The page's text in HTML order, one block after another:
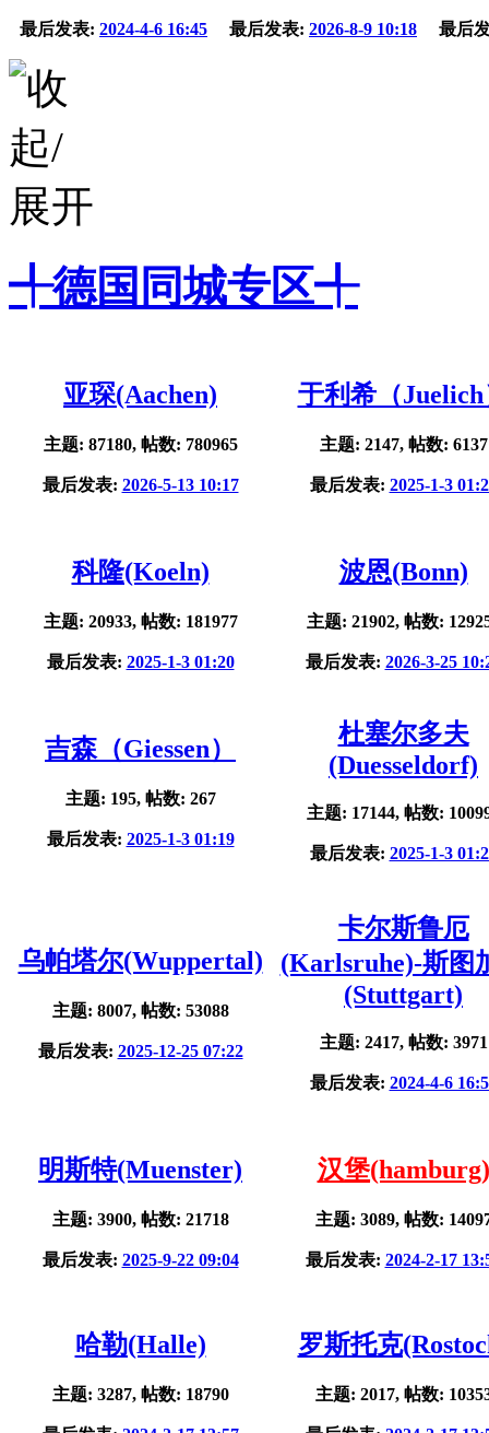
最后发表: 2024-4-6 16:45 最后发表: 2026-8-9 10:18 最后
╃德国同城专区╃
亚琛(Aachen)
主题: 87180, 帖数: 780965
最后发表: 2026-5-13 10:17
于利希（Juelich
主题: 2147, 帖数: 6137
最后发表: 2025-1-3
科隆(Koeln)
主题: 20933, 帖数: 181977
最后发表: 2025-1-3 01:20
波恩(Bonn)
主题: 21902, 帖数:
最后发表: 2026-3-25
吉森（Giessen）
主题: 195, 帖数: 267
最后发表: 2025-1-3 01:19
杜塞尔多夫
(Duesseldorf)
主题: 17144, 帖数:
最后发表: 2025-1-3
乌帕塔尔(Wuppertal)
主题: 8007, 帖数: 53088
最后发表: 2025-12-25 07:22
卡尔斯鲁厄
(Karlsruhe)-斯图
(Stuttgart)
主题: 2417, 帖数: 3971
最后发表: 2024-4-6
明斯特(Muenster)
主题: 3900, 帖数: 21718
最后发表: 2025-9-22 09:04
汉堡(hamburg)
主题: 3089, 帖数:
最后发表: 2024-2-17
哈勒(Halle)
主题: 3287, 帖数: 18790
罗斯托克
主题: 2017, 帖数: